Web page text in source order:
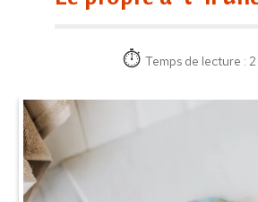
Temps de lecture : 2